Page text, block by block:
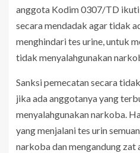
anggota Kodim 0307/TD
secara mendadak agar tidak
menghindari tes urine, untuk
tidak menyalahgunakan
Sanksi pemecatan secara
jika ada anggotanya yang
menyalahgunakan narkoba.
yang menjalani tes urin
narkoba dan mengandung zat